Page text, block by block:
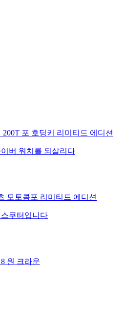
200T 포 호딩키 리미티드 에디션
버 워치를 되살리다
모토콤포 리미티드 에디션
쿠터입니다
원 크라운